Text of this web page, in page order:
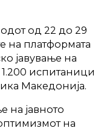
од 22 до 29
на платформата
јавување на
испитаници
Македонија.
на јавното
на